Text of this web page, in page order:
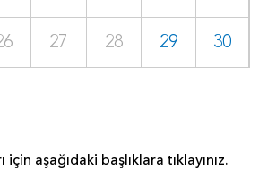
27 28 29 30
aşağıdaki başlıklara tıklayınız.